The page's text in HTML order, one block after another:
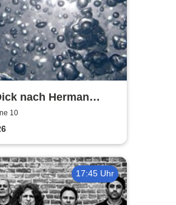
nach Herman
| Eine Produktion des
10
17:45 Uhr